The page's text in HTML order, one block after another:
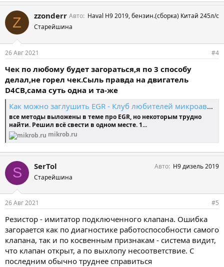
Z zzonderr
Старейшина
Авто Haval H9 2019, бензин.(сборка) Китай 245л/с
26 Авг 2021 #4
Чек по любому будет загораться,я по 3 способу
делал,не горел чек.Сыль правда на двигатель
D4CB,сама суть одна и та-же
Как можно заглушить EGR - Клуб любителей микроавтобусов и минивэнов
все методы выложены в теме про EGR, но некоторым трудно
найти. Решил всё свести в одном месте. 1...
mikrob.ru
S SerTol
Старейшина
Авто Н9 дизель 2019
26 Авг 2021 #5
Резистор - имитатор подключенного клапана. Ошибка
загорается как по диагностике работоспособности самого
клапана, так и по косвенным признакам - система видит,
что клапан открыт, а по выхлопу несоответствие. С
последним обычно труднее справиться